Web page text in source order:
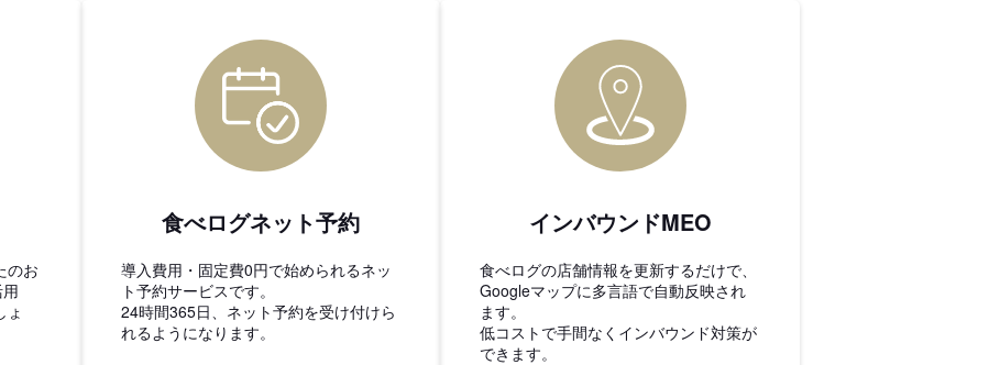
のお
ょ
食べログネット予約
導入費用・固定費0円で始められるネッ
ト予約サービスです。
24時間365日、ネット予約を受け付けら
れるようになります。
インバウンドMEO
食べログの店舗情報を更新するだけで、
Googleマップに多言語で自動反映され
ます。
低コストで手間なくインバウンド対策が
できます。